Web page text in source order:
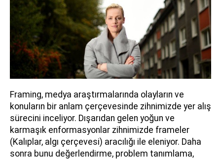
Framing, medya araştırmalarında olayların ve
konuların bir anlam çerçevesinde zihnimizde yer alış
sürecini inceliyor. Dışarıdan gelen yoğun ve
karmaşık enformasyonlar zihnimizde frameler
(Kalıplar, algı çerçevesi) aracılığı ile eleniyor. Daha
sonra bunu değerlendirme, problem tanımlama,